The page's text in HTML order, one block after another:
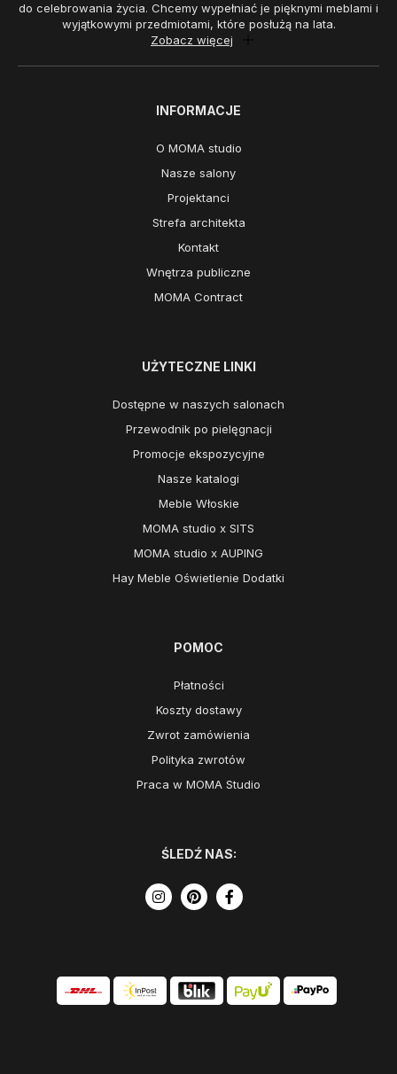
do celebrowania życia. Chcemy wypełniać je pięknymi meblami i
wyjątkowymi przedmiotami, które posłużą na lata.
Zobacz więcej
INFORMACJE
O MOMA studio
Nasze salony
Projektanci
Strefa architekta
Kontakt
Wnętrza publiczne
MOMA Contract
UŻYTECZNE LINKI
Dostępne w naszych salonach
Przewodnik po pielęgnacji
Promocje ekspozycyjne
Nasze katalogi
Meble Włoskie
MOMA studio x SITS
MOMA studio x AUPING
Hay Meble Oświetlenie Dodatki
POMOC
Płatności
Koszty dostawy
Zwrot zamówienia
Polityka zwrotów
Praca w MOMA Studio
ŚLEDŹ NAS: